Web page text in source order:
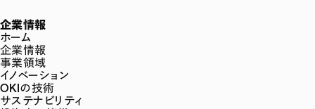
企業情報
ホーム
企業情報
事業領域
イノベーション
OKIの技術
サステナビリティ